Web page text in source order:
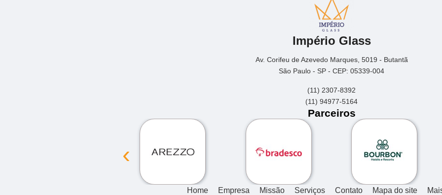
Império Glass
Av. Corifeu de Azevedo Marques, 5019 - Butantã
São Paulo - SP - CEP: 05339-004
(11) 2307-8392
(11) 94977-5164
Parceiros
‹
Home Empresa Missão Serviços Contato Mapa do site